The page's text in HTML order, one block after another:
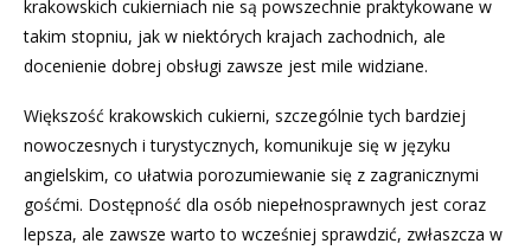
krakowskich cukierniach nie są powszechnie praktykowane w
takim stopniu, jak w niektórych krajach zachodnich, ale
docenienie dobrej obsługi zawsze jest mile widziane.
Większość krakowskich cukierni, szczególnie tych bardziej
nowoczesnych i turystycznych, komunikuje się w języku
angielskim, co ułatwia porozumiewanie się z zagranicznymi
gośćmi. Dostępność dla osób niepełnosprawnych jest coraz
lepsza, ale zawsze warto to wcześniej sprawdzić, zwłaszcza w